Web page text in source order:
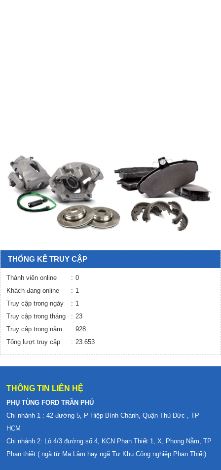
THỐNG KÊ TRUY CẬP
Thành viên online
0
Khách đang online
1
Truy cập trong ngày
1
Truy cập trong tháng
23
Truy cập trong năm
928
Tổng lượt truy cập
23.653
THÔNG TIN LIÊN HỆ
PHỤ TÙNG FORD TRẦN PHÚ
Chi nhánh 1 : 42 đường 5, P Hiệp Bình Chánh, Quận Thủ Đức , TP
HCM
Chi nhánh 2: Lô 4/3 đường số 4, KCN Phan Thiết 1, X, Phong Nẫm, TP
Phan thiết ( ngã từ Ma Lâm hay ngã Tư Khu Công nghiệp Phan Thiết)